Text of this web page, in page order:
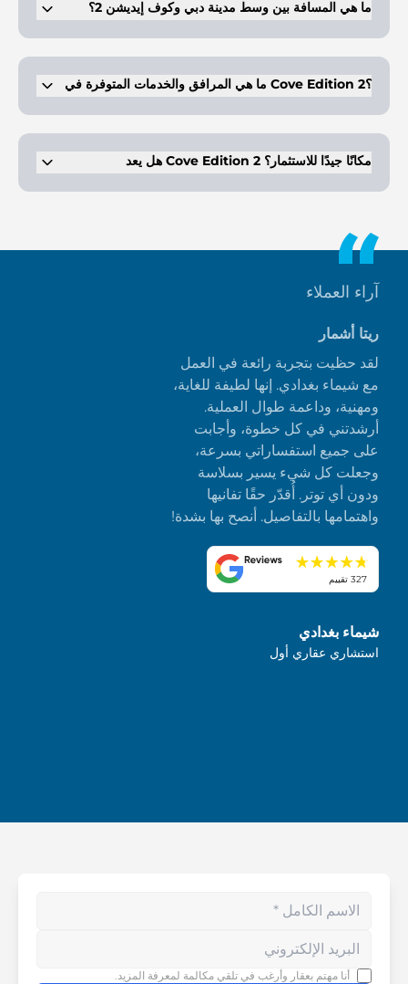
ما هي المسافة بين وسط مدينة دبي وكوف إيديشن 2؟
ما هي المرافق والخدمات المتوفرة في Cove Edition 2؟
السطح. يشمل المشروع أيضًا مناطق لعب للأطفال، بما في ذلك ملعب
وحوض سباحة للأطفال. هذا يضمن أن العائلات ستتمتع بالكثير من المساحات
للاستمتاع. هناك منطقة للشواء ومنطقة جلوس مريحة أيضًا.هل يعد Cove Edition 2 مكانًا جيدًا للاستثمار؟
إلى جودة الحياة. يتمتع المشروع بإمكانات نمو قوية، ويقدم جاذبية أسلوب
آراء العملاء
ريتا أشمار
لقد حظيت بتجربة رائعة في العمل
مع شيماء بغدادي. إنها لطيفة للغاية،
ومهنية، وداعمة طوال العملية.
أرشدتني في كل خطوة، وأجابت
على جميع استفساراتي بسرعة،
وجعلت كل شيء يسير بسلاسة
ودون أي توتر. أُقدّر حقًا تفانيها
واهتمامها بالتفاصيل. أنصح بها بشدة!
327 تقييم
شيماء بغدادي
استشاري عقاري أول
Enter your phone number
أنا مهتم بعقار وأرغب في تلقي مكالمة لمعرفة المزيد.